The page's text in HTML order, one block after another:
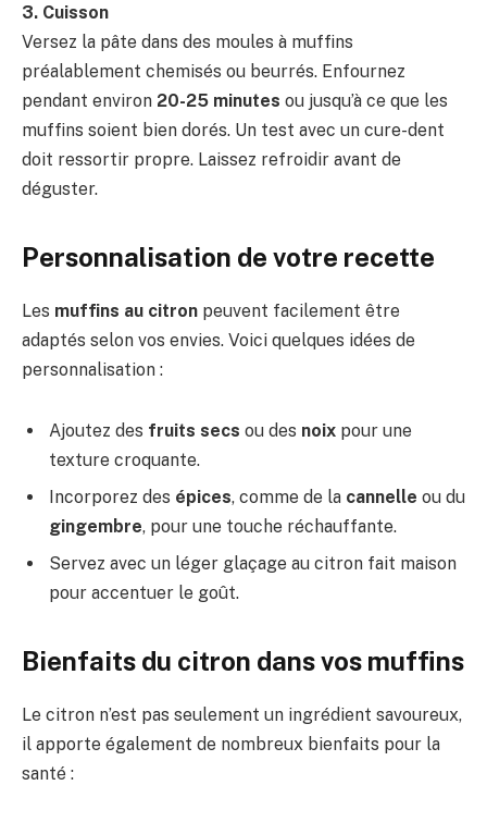
3. Cuisson
Versez la pâte dans des moules à muffins
préalablement chemisés ou beurrés. Enfournez
pendant environ 20-25 minutes ou jusqu’à ce que les
muffins soient bien dorés. Un test avec un cure-dent
doit ressortir propre. Laissez refroidir avant de
déguster.
Personnalisation de votre recette
Les muffins au citron peuvent facilement être
adaptés selon vos envies. Voici quelques idées de
personnalisation :
Ajoutez des fruits secs ou des noix pour une
texture croquante.
Incorporez des épices, comme de la cannelle ou du
gingembre, pour une touche réchauffante.
Servez avec un léger glaçage au citron fait maison
pour accentuer le goût.
Bienfaits du citron dans vos muffins
Le citron n’est pas seulement un ingrédient savoureux,
il apporte également de nombreux bienfaits pour la
santé :